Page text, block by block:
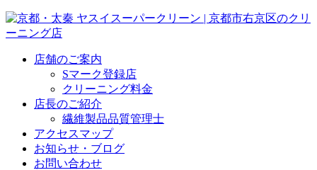
店舗のご案内
Sマーク登録店
クリーニング料金
店長のご紹介
繊維製品品質管理士
アクセスマップ
お知らせ・ブログ
お問い合わせ